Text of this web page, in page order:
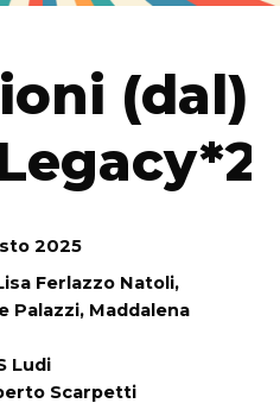
(dal)
2025
Ferlazzo Natoli,
Palazzi, Maddalena
Ludi
Scarpetti